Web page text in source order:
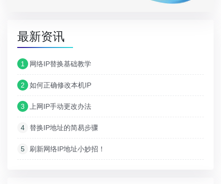
最新资讯
1 网络IP替换基础教学
2 如何正确修改本机IP
3 上网IP手动更改办法
4 替换IP地址的简易步骤
5 刷新网络IP地址小妙招！